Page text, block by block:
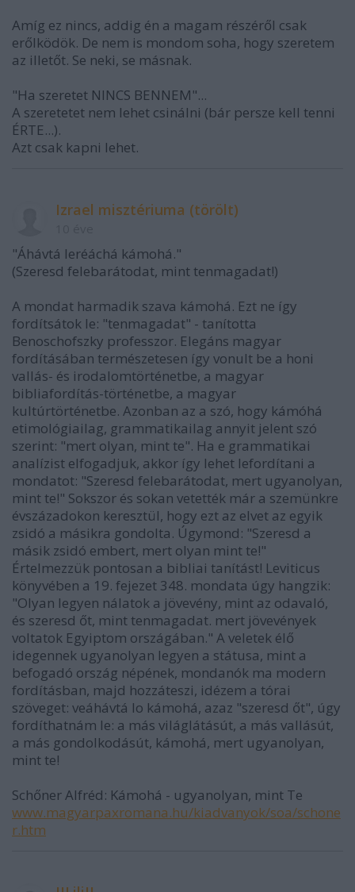
Amíg ez nincs, addig én a magam részéről csak
erőlködök. De nem is mondom soha, hogy szeretem
az illetőt. Se neki, se másnak.
"Ha szeretet NINCS BENNEM"...
A szeretetet nem lehet csinálni (bár persze kell tenni
ÉRTE...).
Azt csak kapni lehet.
Izrael misztériuma (törölt)
"Áhávtá leréáchá kámohá."
(Szeresd felebarátodat, mint tenmagadat!)
A mondat harmadik szava kámohá. Ezt ne így
fordítsátok le: "tenmagadat" - tanította
Benoschofszky professzor. Elegáns magyar
fordításában természetesen így vonult be a honi
vallás- és irodalomtörténetbe, a magyar
bibliafordítás-történetbe, a magyar
kultúrtörténetbe. Azonban az a szó, hogy kámóhá
etimológiailag, grammatikailag annyit jelent szó
szerint: "mert olyan, mint te". Ha e grammatikai
analízist elfogadjuk, akkor így lehet lefordítani a
mondatot: "Szeresd felebarátodat, mert ugyanolyan,
mint te!" Sokszor és sokan vetették már a szemünkre
évszázadokon keresztül, hogy ezt az elvet az egyik
zsidó a másikra gondolta. Úgymond: "Szeresd a
másik zsidó embert, mert olyan mint te!"
Értelmezzük pontosan a bibliai tanítást! Leviticus
könyvében a 19. fejezet 348. mondata úgy hangzik:
"Olyan legyen nálatok a jövevény, mint az odavaló,
és szeresd őt, mint tenmagadat. mert jövevények
voltatok Egyiptom országában." A veletek élő
idegennek ugyanolyan legyen a státusa, mint a
befogadó ország népének, mondanók ma modern
fordításban, majd hozzáteszi, idézem a tórai
szöveget: veáhávtá lo kámohá, azaz "szeresd őt", úgy
fordíthatnám le: a más világlátásút, a más vallásút,
a más gondolkodásút, kámohá, mert ugyanolyan,
mint te!
Schőner Alfréd: Kámohá - ugyanolyan, mint Te
www.magyarpaxromana.hu/kiadvanyok/soa/schone
r.htm